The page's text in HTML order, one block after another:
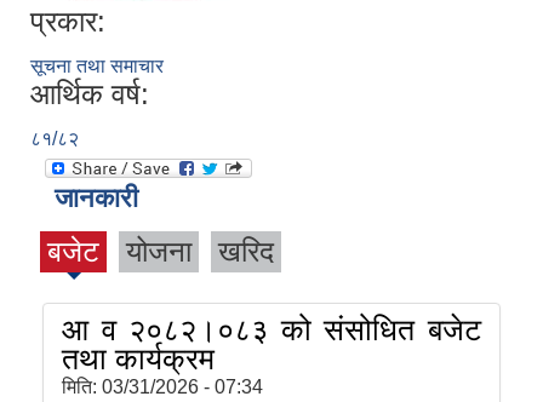
प्रकार:
सूचना तथा समाचार
आर्थिक वर्ष:
८१/८२
जानकारी
बजेट योजना खरिद
आ व २०८२।०८३ को संसोधित बजेट
तथा कार्यक्रम
मिति: 03/31/2026 - 07:34